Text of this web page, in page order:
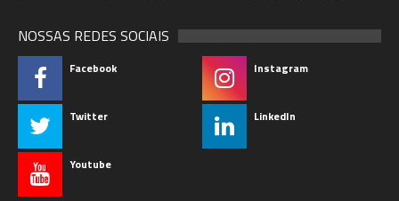
NOSSAS REDES SOCIAIS
Facebook Instagram
Twitter LinkedIn
Youtube